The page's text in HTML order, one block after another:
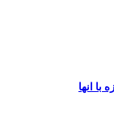
با انها